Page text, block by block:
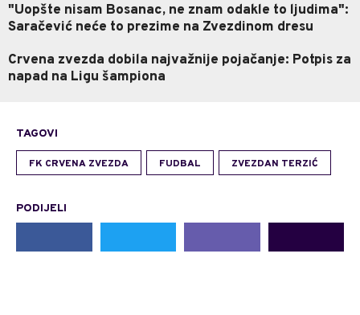
"Uopšte nisam Bosanac, ne znam odakle to ljudima":
Saračević neće to prezime na Zvezdinom dresu
Crvena zvezda dobila najvažnije pojačanje: Potpis za
napad na Ligu šampiona
TAGOVI
FK CRVENA ZVEZDA FUDBAL ZVEZDAN TERZIĆ
PODIJELI